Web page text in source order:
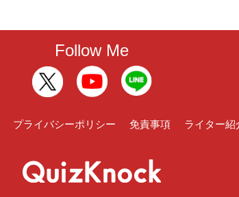
Follow Me
プライバシーポリシー 免責事項 ライター紹